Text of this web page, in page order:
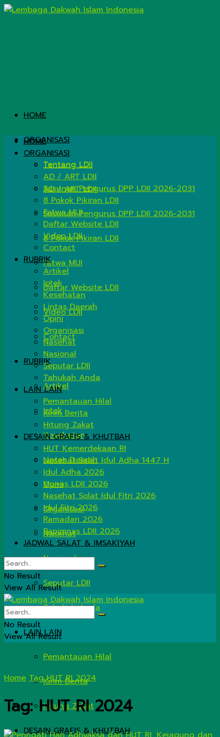
HOME
ORGANISASI
Tentang LDII
AD / ART LDII
Susunan Pengurus DPP LDII 2026-2031
8 Pokok Pikiran LDII
Fatwa MUI
Daftar Website LDII
Video LDII
Contact
RUBRIK
Artikel
Iptek
Kesehatan
Lintas Daerah
Opini
Organisasi
Nasehat
Nasional
Seputar LDII
Tahukah Anda
LAIN LAIN
Pemantauan Hilal
Kirim Berita
Hitung Zakat
DESAIN GRAFIS & KHUTBAH
HOME
ORGANISASI
Tentang LDII
AD / ART LDII
Susunan Pengurus DPP LDII 2026-2031
8 Pokok Pikiran LDII
Fatwa MUI
Daftar Website LDII
Video LDII
Contact
RUBRIK
Artikel
Iptek
Kesehatan
Lintas Daerah
Opini
Organisasi
Nasehat
Nasional
Seputar LDII
Tahukah Anda
LAIN LAIN
Pemantauan Hilal
Kirim Berita
Hitung Zakat
DESAIN GRAFIS & KHUTBAH
HUT Kemerdekaan RI
Nasehat Salat Idul Adha 1447 H
Idul Adha 2026
Munas LDII 2026
Nasehat Solat Idul Fitri 2026
Idul Fitri 2026
Ramadan 2026
Rapimnas LDII 2026
JADWAL SALAT & IMSAKIYAH
No Result
View All Result
No Result
View All Result
Home Tag HUT RI 2024
Tag:HUT RI 2024